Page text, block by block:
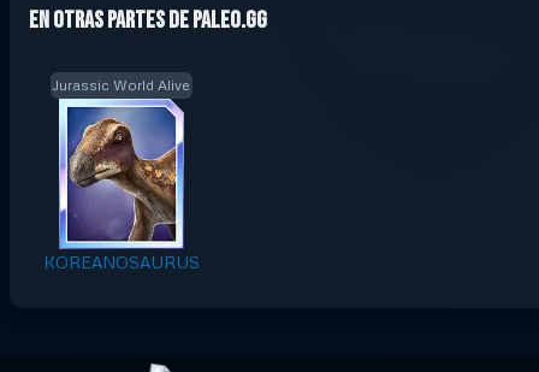
En otras partes de Paleo.GG
Jurassic World Alive
KOREANOSAURUS